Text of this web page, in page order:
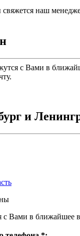
наш
с Вами в
и
с Вами в ближайшее